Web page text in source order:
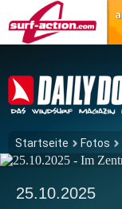
Startseite Fotos
25.10.2025